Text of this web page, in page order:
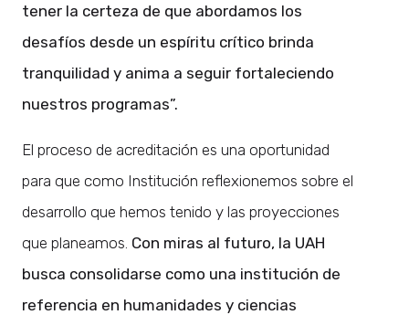
tener la certeza de que abordamos los
desafíos desde un espíritu crítico brinda
tranquilidad y anima a seguir fortaleciendo
nuestros programas”.
El proceso de acreditación es una oportunidad
para que como Institución reflexionemos sobre el
desarrollo que hemos tenido y las proyecciones
que planeamos. Con miras al futuro, la UAH
busca consolidarse como una institución de
referencia en humanidades y ciencias